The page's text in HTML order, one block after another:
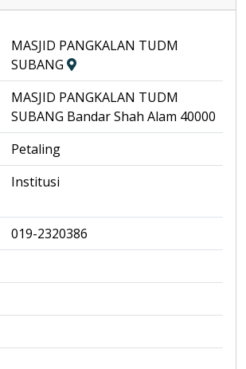
MASJID PANGKALAN TUDM
SUBANG
MASJID PANGKALAN TUDM
SUBANG Bandar Shah Alam 40000
Petaling
Institusi
019-2320386